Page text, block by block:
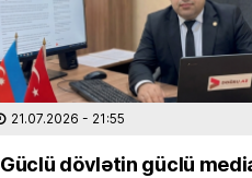
21.07.2026 - 21:55
Güclü dövlətin güclü